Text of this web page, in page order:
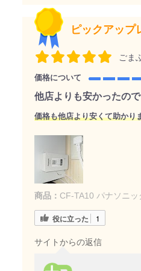
ピックアップ
ごま
価格について
他店よりも安かったので
価格も他店より安くて助かり
商品： CF-TA10 パナソニ
役に立った 1
サイトからの返信